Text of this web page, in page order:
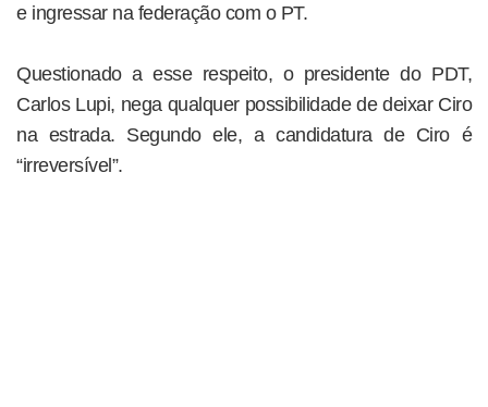
e ingressar na federação com o PT.
Questionado a esse respeito, o presidente do PDT,
Carlos Lupi, nega qualquer possibilidade de deixar Ciro
na estrada. Segundo ele, a candidatura de Ciro é
“irreversível”.